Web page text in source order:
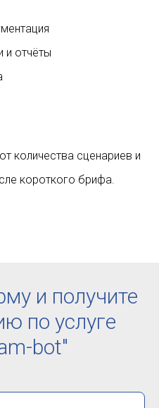
и отчёты
количества сценариев и
короткого брифа.
и получите
по услуге
bot"